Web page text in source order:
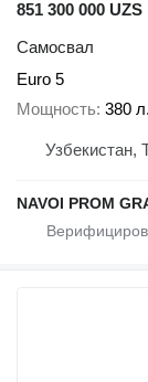
851 300 000 UZS
Самосвал
Euro 5
Мощность 380
Узбекистан,
NAVOI PROM